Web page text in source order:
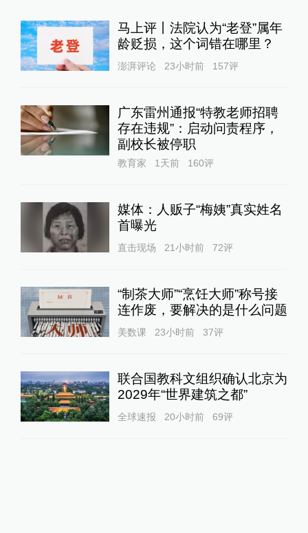
马上评丨法院认为“老登”属年
龄贬损，这个词错在哪里？
澎湃评论 23小时前 157评
广东雷州通报“特教老师招聘
存在违规”：启动问责程序，
副校长被停职
教育家 1天前 160评
媒体：人贩子“梅姨”真实姓名
首曝光
直击现场 21小时前 72评
“制茶大师”“烹饪大师”称号接
连作废，要解决的是什么问题
美数课 23小时前 37评
联合国教科文组织确认北京为
2029年“世界建筑之都”
全球速报 20小时前 69评